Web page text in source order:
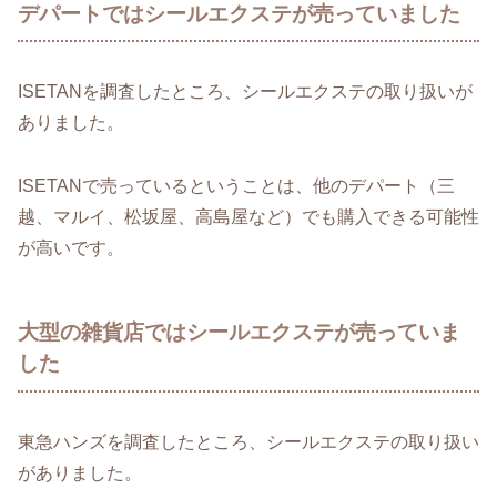
デパートではシールエクステが売っていました
ISETANを調査したところ、シールエクステの取り扱いが
ありました。
ISETANで売っているということは、他のデパート（三
越、マルイ、松坂屋、高島屋など）でも購入できる可能性
が高いです。
大型の雑貨店ではシールエクステが売っていま
した
東急ハンズを調査したところ、シールエクステの取り扱い
がありました。